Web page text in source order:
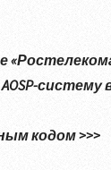
кодом >>>